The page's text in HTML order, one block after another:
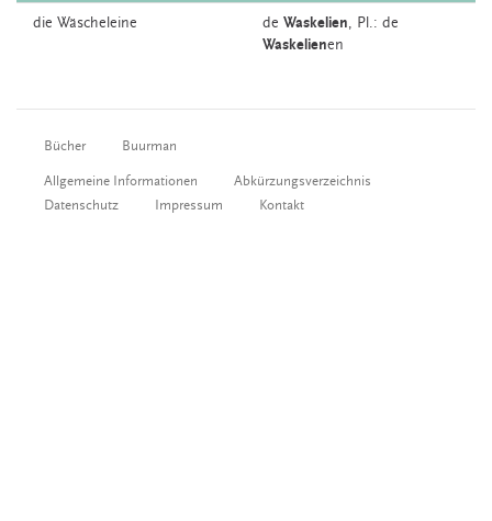
die Wäscheleine de Waskelien, Pl.: de
Waskelienen
Bücher Buurman
Allgemeine Informationen
Abkürzungsverzeichnis
Datenschutz
Impressum Kontakt